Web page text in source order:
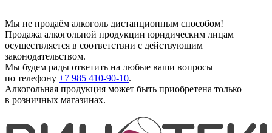
Мы не продаём алкоголь дистанционным способом!
Продажа алкогольной продукции юридическим лицам
осуществляется в соответствии с действующим
законодательством.
Мы будем рады ответить на любые ваши вопросы
по телефону +7 985 410-90-10.
Алкогольная продукция может быть приобретена только
в розничных магазинах.